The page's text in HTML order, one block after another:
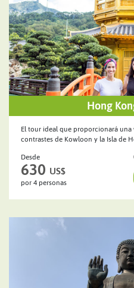
Hong
El tour ideal que proporcionará
contrastes de Kowloon y la Isla de
Desde
630 US$
por 4 personas